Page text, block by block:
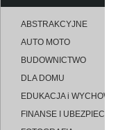
ABSTRAKCYJNE
AUTO MOTO
BUDOWNICTWO
DLA DOMU
EDUKACJA i
FINANSE I